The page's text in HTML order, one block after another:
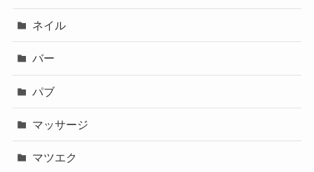
ネイル
バー
パブ
マッサージ
マツエク